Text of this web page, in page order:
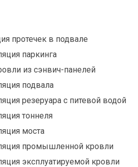
протечек в подвале
паркинга
из сэнвич-панелей
подвала
резеруара с питевой водой
тоннеля
моста
промышленной кровли
эксплуатируемой кровли